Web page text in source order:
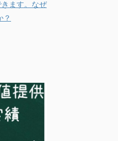
ます。なぜ
？